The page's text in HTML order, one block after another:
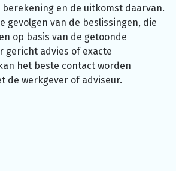
en de uitkomst daarvan.
gevolgen van de beslissingen, die
op basis van de getoonde
gericht advies of exacte
het beste contact worden
de werkgever of adviseur.